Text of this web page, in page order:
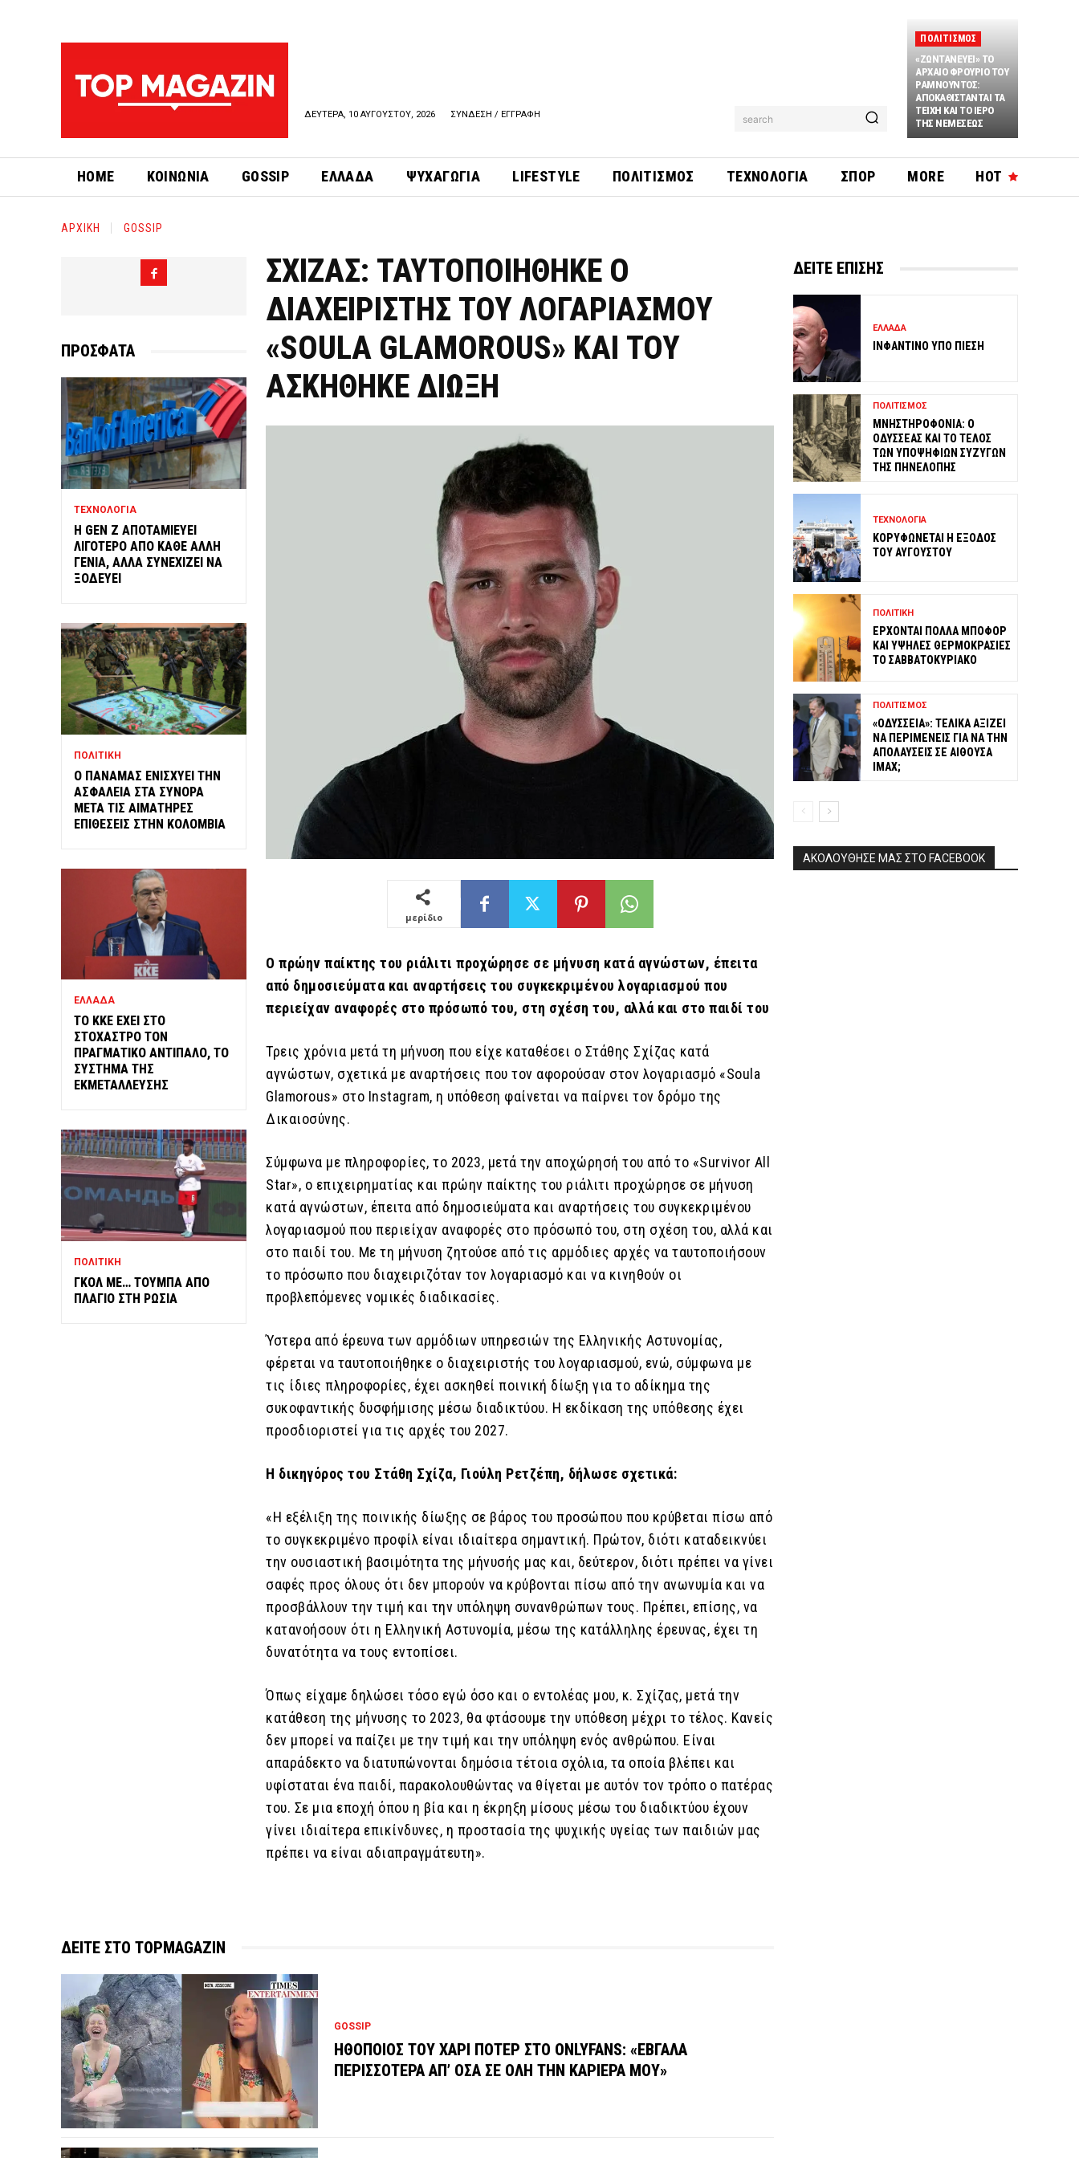
ΔΕΥΤΕΡΑ, 10 ΑΥΓΟΥΣΤΟΥ, 2026 ΣΥΝΔΕΣΗ / ΕΓΓΡΑΦΗ search
ΠΟΛΙΤΙΣΜΟΣ
«ΖΩΝΤΑΝΕΥΕΙ» ΤΟ
ΑΡΧΑΙΟ ΦΡΟΥΡΙΟ ΤΟΥ
ΡΑΜΝΟΥΝΤΟΣ:
ΑΠΟΚΑΘΙΣΤΑΝΤΑΙ ΤΑ
ΤΕΙΧΗ ΚΑΙ ΤΟ ΙΕΡΟ
ΤΗΣ ΝΕΜΕΣΕΩΣ
HOT
HOME ΚΟΙΝΩΝΙΑ GOSSIP ΕΛΛΑΔΑ ΨΥΧΑΓΩΓΙΑ LIFESTYLE ΠΟΛΙΤΙΣΜΟΣ ΤΕΧΝΟΛΟΓΙΑ ΣΠΟΡ MORE
ΑΡΧΙΚΗ GOSSIP
ΠΡΟΣΦΑΤΑ
ΤΕΧΝΟΛΟΓΙΑ
Η GEN Z ΑΠΟΤΑΜΙΕΥΕΙ
ΛΙΓΟΤΕΡΟ ΑΠΟ ΚΑΘΕ ΑΛΛΗ
ΓΕΝΙΑ, ΑΛΛΑ ΣΥΝΕΧΙΖΕΙ ΝΑ
ΞΟΔΕΥΕΙ
ΠΟΛΙΤΙΚΗ
Ο ΠΑΝΑΜΑΣ ΕΝΙΣΧΥΕΙ ΤΗΝ
ΑΣΦΑΛΕΙΑ ΣΤΑ ΣΥΝΟΡΑ
ΜΕΤΑ ΤΙΣ ΑΙΜΑΤΗΡΕΣ
ΕΠΙΘΕΣΕΙΣ ΣΤΗΝ ΚΟΛΟΜΒΙΑ
ΕΛΛΑΔΑ
ΤΟ ΚΚΕ ΕΧΕΙ ΣΤΟ
ΣΤΟΧΑΣΤΡΟ ΤΟΝ
ΠΡΑΓΜΑΤΙΚΟ ΑΝΤΙΠΑΛΟ, ΤΟ
ΣΥΣΤΗΜΑ ΤΗΣ
ΕΚΜΕΤΑΛΛΕΥΣΗΣ
ΠΟΛΙΤΙΚΗ
ΓΚΟΛ ΜΕ… ΤΟΥΜΠΑ ΑΠΟ
ΠΛΑΓΙΟ ΣΤΗ ΡΩΣΙΑ
ΣΧΙΖΑΣ: ΤΑΥΤΟΠΟΙΗΘΗΚΕ Ο
ΔΙΑΧΕΙΡΙΣΤΗΣ ΤΟΥ ΛΟΓΑΡΙΑΣΜΟΥ
«SOULA GLAMOROUS» ΚΑΙ ΤΟΥ
ΑΣΚΗΘΗΚΕ ΔΙΩΞΗ
μερίδιο
O πρώην παίκτης του ριάλιτι προχώρησε σε μήνυση κατά αγνώστων, έπειτα
από δημοσιεύματα και αναρτήσεις του συγκεκριμένου λογαριασμού που
περιείχαν αναφορές στο πρόσωπό του, στη σχέση του, αλλά και στο παιδί του
Τρεις χρόνια μετά τη μήνυση που είχε καταθέσει ο Στάθης Σχίζας κατά
αγνώστων, σχετικά με αναρτήσεις που τον αφορούσαν στον λογαριασμό «Soula
Glamorous» στο Instagram, η υπόθεση φαίνεται να παίρνει τον δρόμο της
Δικαιοσύνης.
Σύμφωνα με πληροφορίες, το 2023, μετά την αποχώρησή του από το «Survivor All
Star», ο επιχειρηματίας και πρώην παίκτης του ριάλιτι προχώρησε σε μήνυση
κατά αγνώστων, έπειτα από δημοσιεύματα και αναρτήσεις του συγκεκριμένου
λογαριασμού που περιείχαν αναφορές στο πρόσωπό του, στη σχέση του, αλλά και
στο παιδί του. Με τη μήνυση ζητούσε από τις αρμόδιες αρχές να ταυτοποιήσουν
το πρόσωπο που διαχειριζόταν τον λογαριασμό και να κινηθούν οι
προβλεπόμενες νομικές διαδικασίες.
Ύστερα από έρευνα των αρμόδιων υπηρεσιών της Ελληνικής Αστυνομίας,
φέρεται να ταυτοποιήθηκε ο διαχειριστής του λογαριασμού, ενώ, σύμφωνα με
τις ίδιες πληροφορίες, έχει ασκηθεί ποινική δίωξη για το αδίκημα της
συκοφαντικής δυσφήμισης μέσω διαδικτύου. Η εκδίκαση της υπόθεσης έχει
προσδιοριστεί για τις αρχές του 2027.
Η δικηγόρος του Στάθη Σχίζα, Γιούλη Ρετζέπη, δήλωσε σχετικά:
«Η εξέλιξη της ποινικής δίωξης σε βάρος του προσώπου που κρύβεται πίσω από
το συγκεκριμένο προφίλ είναι ιδιαίτερα σημαντική. Πρώτον, διότι καταδεικνύει
την ουσιαστική βασιμότητα της μήνυσής μας και, δεύτερον, διότι πρέπει να γίνει
σαφές προς όλους ότι δεν μπορούν να κρύβονται πίσω από την ανωνυμία και να
προσβάλλουν την τιμή και την υπόληψη συνανθρώπων τους. Πρέπει, επίσης, να
κατανοήσουν ότι η Ελληνική Αστυνομία, μέσω της κατάλληλης έρευνας, έχει τη
δυνατότητα να τους εντοπίσει.
Όπως είχαμε δηλώσει τόσο εγώ όσο και ο εντολέας μου, κ. Σχίζας, μετά την
κατάθεση της μήνυσης το 2023, θα φτάσουμε την υπόθεση μέχρι το τέλος. Κανείς
δεν μπορεί να παίζει με την τιμή και την υπόληψη ενός ανθρώπου. Είναι
απαράδεκτο να διατυπώνονται δημόσια τέτοια σχόλια, τα οποία βλέπει και
υφίσταται ένα παιδί, παρακολουθώντας να θίγεται με αυτόν τον τρόπο ο πατέρας
του. Σε μια εποχή όπου η βία και η έκρηξη μίσους μέσω του διαδικτύου έχουν
γίνει ιδιαίτερα επικίνδυνες, η προστασία της ψυχικής υγείας των παιδιών μας
πρέπει να είναι αδιαπραγμάτευτη».
ΔΕΙΤΕ ΣΤΟ TOPMAGAZIN
GOSSIP
ΗΘΟΠΟΙΟΣ ΤΟΥ ΧΑΡΙ ΠΟΤΕΡ ΣΤΟ ONLYFANS: «ΕΒΓΑΛΑ
ΠΕΡΙΣΣΟΤΕΡΑ ΑΠ’ ΟΣΑ ΣΕ ΟΛΗ ΤΗΝ ΚΑΡΙΕΡΑ ΜΟΥ»
ΔΕΙΤΕ ΕΠΙΣΗΣ
ΕΛΛΑΔΑ
ΙΝΦΑΝΤΙΝΟ ΥΠΟ ΠΙΕΣΗ
ΠΟΛΙΤΙΣΜΟΣ
ΜΝΗΣΤΗΡΟΦΟΝΙΑ: Ο
ΟΔΥΣΣΕΑΣ ΚΑΙ ΤΟ ΤΕΛΟΣ
ΤΩΝ ΥΠΟΨΗΦΙΩΝ ΣΥΖΥΓΩΝ
ΤΗΣ ΠΗΝΕΛΟΠΗΣ
ΤΕΧΝΟΛΟΓΙΑ
ΚΟΡΥΦΩΝΕΤΑΙ Η ΕΞΟΔΟΣ
ΤΟΥ ΑΥΓΟΥΣΤΟΥ
ΠΟΛΙΤΙΚΗ
ΕΡΧΟΝΤΑΙ ΠΟΛΛΑ ΜΠΟΦΟΡ
ΚΑΙ ΥΨΗΛΕΣ ΘΕΡΜΟΚΡΑΣΙΕΣ
ΤΟ ΣΑΒΒΑΤΟΚΥΡΙΑΚΟ
ΠΟΛΙΤΙΣΜΟΣ
«ΟΔΥΣΣΕΙΑ»: ΤΕΛΙΚΑ ΑΞΙΖΕΙ
ΝΑ ΠΕΡΙΜΕΝΕΙΣ ΓΙΑ ΝΑ ΤΗΝ
ΑΠΟΛΑΥΣΕΙΣ ΣΕ ΑΙΘΟΥΣΑ
IMAX;
ΑΚΟΛΟΥΘΗΣΕ ΜΑΣ ΣΤΟ FACEBOOK